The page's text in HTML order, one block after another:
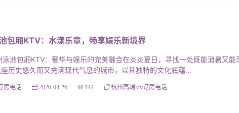
包厢KTV：水漾乐章，畅享娱乐新境界
包厢KTV：奢华与娱乐的完美融合在炎炎夏日，寻找一处既能消暑又能
历史悠久而又充满现代气息的城市，以其独特的文化底蕴...
房电话 2026-04-26 144 杭州高端ktv订房电话